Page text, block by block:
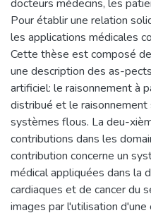
docteurs médecins, les
Pour établir une relation
les applications médicales
Cette thèse est composé
une description des as-
artificiel: le raisonnement à
distribué et le
systèmes flous. La deu-
contributions dans les
contribution concerne un
médical appliquées dans la
cardiaques et de cancer du
images par l'utilisation